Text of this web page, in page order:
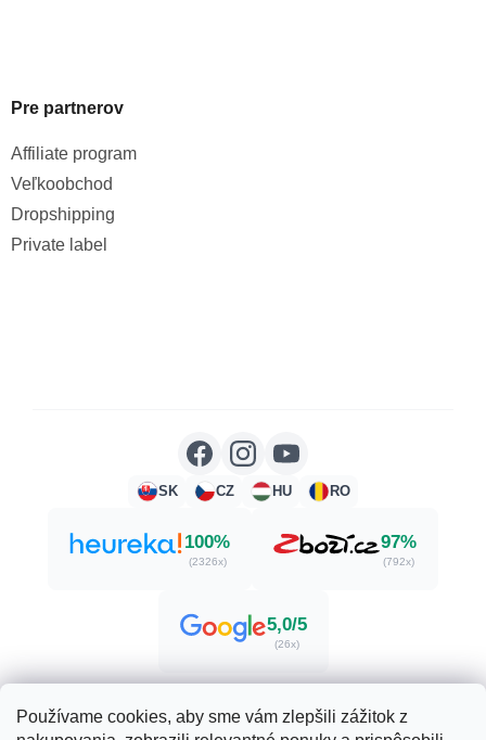
Používame cookies, aby sme vám zlepšili zážitok z
Pre partnerov
Affiliate program
Veľkoobchod
Dropshipping
Private label
SK CZ HU RO
100%
(2326x)
97%
(792x)
5,0/5
(26x)